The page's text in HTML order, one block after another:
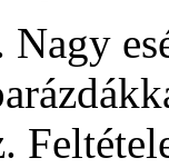
Nagy